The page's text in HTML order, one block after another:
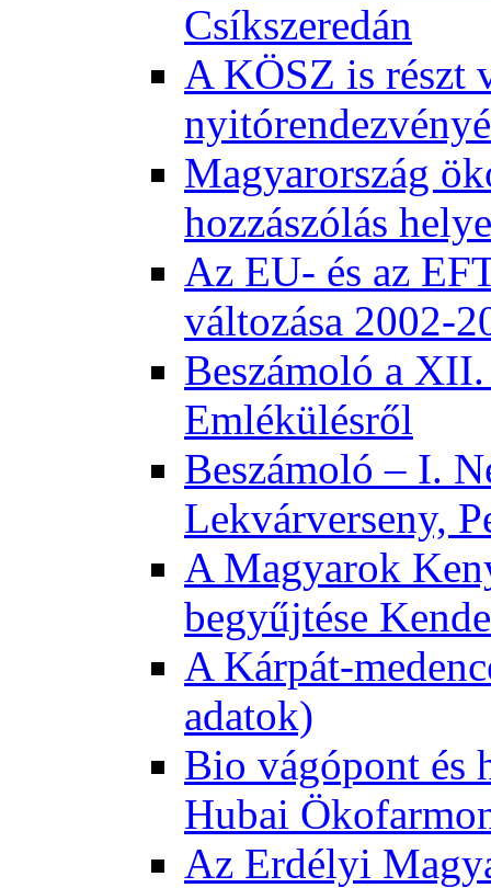
Csíkszeredán
A KÖSZ is részt
Magyarország
hozzászólás
Az EU- és az
változása 2002-
Beszámoló a
Emlékülésről
Beszámoló – I.
Lekvárverseny,
A Magyarok
begyűjtése
A Kárpát-
adatok)
Bio vágópont és
Hubai
Az Erdélyi